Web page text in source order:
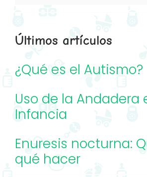
Últimos artículos
¿Qué es el Autismo?
Uso de la Andadera
Infancia
Enuresis nocturna:
qué hacer